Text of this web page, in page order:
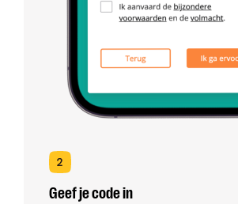
Geef je code in